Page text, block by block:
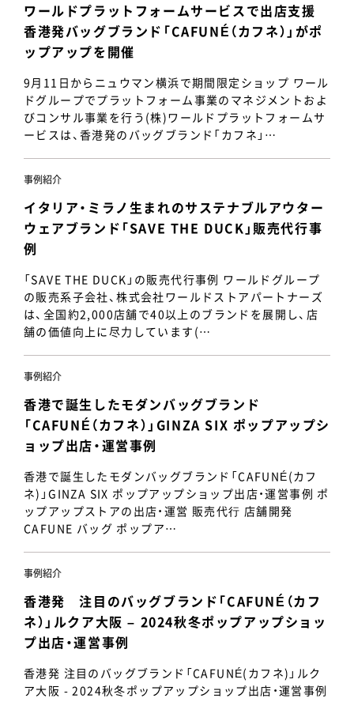
ワールドプラットフォームサービスで出店支援
香港発バッグブランド「CAFUNÉ（カフネ）」がポ
ップアップを開催
9月11日からニュウマン横浜で期間限定ショップ ワール
ドグループでプラットフォーム事業のマネジメントおよ
びコンサル事業を行う(株)ワールドプラットフォームサ
ービスは、香港発のバッグブランド「カフネ」…
事例紹介
イタリア・ミラノ生まれのサステナブルアウター
ウェアブランド「SAVE THE DUCK」販売代行事
例
「SAVE THE DUCK」の販売代行事例 ワールドグループ
の販売系子会社、株式会社ワールドストアパートナーズ
は、全国約2,000店舗で40以上のブランドを展開し、店
舗の価値向上に尽力しています(…
事例紹介
香港で誕生したモダンバッグブランド
「CAFUNÉ（カフネ）」GINZA SIX ポップアップシ
ョップ出店・運営事例
香港で誕生したモダンバッグブランド「CAFUNÉ(カフ
ネ)」GINZA SIX ポップアップショップ出店・運営事例 ポ
ップアップストアの出店・運営 販売代⾏ 店舗開発
CAFUNE バッグ ポップア…
事例紹介
香港発 注目のバッグブランド「CAFUNÉ（カフ
ネ）」ルクア大阪 – 2024秋冬ポップアップショッ
プ出店・運営事例
香港発 注目のバッグブランド「CAFUNÉ(カフネ)」ルク
ア大阪 - 2024秋冬ポップアップショップ出店・運営事例